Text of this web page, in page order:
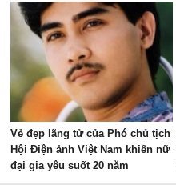
Vẻ đẹp lãng tử của Phó chủ tịch
Hội Điện ảnh Việt Nam khiến nữ
đại gia yêu suốt 20 năm